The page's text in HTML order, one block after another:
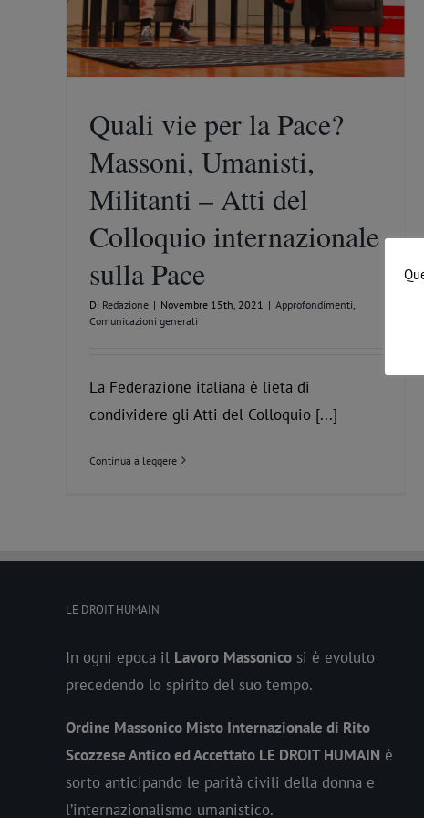
Quali vie per la Pace?
Massoni, Umanisti,
Militanti – Atti del
Colloquio internazionale
sulla Pace
Di Redazione | Novembre 15th, 2021 | Approfondimenti
Comunicazioni generali
La Federazione italiana è lieta di
condividere gli Atti del Colloquio [...]
Continua a leggere
LE DROIT HUMAIN
In ogni epoca il Lavoro Massonico si è evoluto
precedendo lo spirito del suo tempo.
Ordine Massonico Misto Internazionale di Rito
Scozzese Antico ed Accettato LE DROIT HUMAIN è
sorto anticipando le parità civili della donna e
l’internazionalismo umanistico.